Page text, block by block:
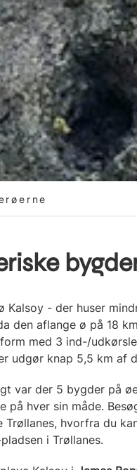
Kalsoy - der huser
den aflange ø på 18
med 3 ind-/
udgør knap 5,5 km af
var der 5 bygder på
på hver sin måde.
Trøllanes, hvorfra du
i Trøllanes.